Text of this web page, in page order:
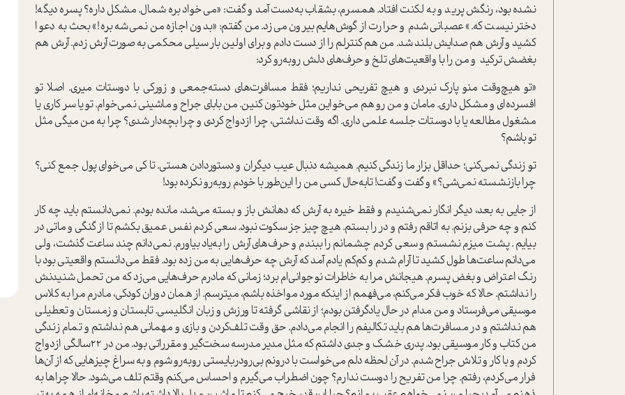
نشده بود، رنگش پرید و به لکنت افتاد. همسرم، بشقاب به‌دست آمد و گفت: «می‌خواد بره شمال. مشکل داره؟ پسره دیگه!
دختر نیست که.» عصبانی شدم و حرارت از گوش‌هایم بیرون می‌زد. من گفتم: «بدون ‌اجازه من نمی‌شه بره!» بحث به دعوا
کشید و آرش هم صدایش بلند شد. من هم کنترلم را از دست دادم و برای اولین بار سیلی محکمی به صورت آرش زدم. آرش هم
بغضش ترکید و من را با واقعیت‌های تلخ و حرف‌های دلش روبه‌رو کرد:
«تو هیچ‌وقت منو پارک نبردی و هیچ تفریحی نداریم؛ فقط مسافرت‌های دسته‌جمعی و زورکی با دوستات میری. اصلا تو
افسرده‌ای و مشکل داری. مامان و من رو هم می‌خواین مثل خودتون کنین. من بابای جراح و ماشینی نمی‌خوام. تو یا سر کاری یا
مشغول مطالعه یا با دوستات جلسه علمی داری. اگه وقت نداشتی، چرا ازدواج کردی و چرا بچه‌دار شدی؟ چرا به من میگی مثل
تو باشم؟
تو زندگی نمی‌کنی؛ حداقل بزار ما زندگی کنیم. همیشه دنبال عیب دیگران و دستوردادن هستی. تا کی می‌خوای پول جمع کنی؟
چرا بازنشسته نمی‌شی؟» و گفت و گفت! تا‌به‌حال کسی من را این‌طور با خودم روبه‌رو نکرده بود!
از جایی به بعد، دیگر انگار نمی‌شنیدم و فقط خیره به آرش که دهانش باز و بسته می‌شد، مانده بودم. نمی‌دانستم باید چه کار
کنم و چه حرفی بزنم. به اتاقم رفتم و در را بستم. هیچ چیز جز سکوت نبود. سعی کردم نفس عمیق بکشم تا از گنگی و ماتی در
بیایم . پشت میزم نشستم و سعی کردم چشمانم را ببندم و حرف‌های آرش را به‌یاد بیاورم. نمی‌دانم چند ساعت گذشت، ولی
می‌دانم ساعت‌ها طول کشید تا آرام شدم و کم‌کم یادم آمد که آرش چه حرف‌هایی به من زده بود. فقط می‌دانستم واقعیتی بود با
رنگ اعتراض و بغض پسرم. هیجانش مرا به خاطرات نوجوانی‌ام برد؛ زمانی که مادرم حرف‌هایی می‌زد که من تحمل شنیدنش
را نداشتم. حالا که خوب فکر می‌کنم، می‌فهمم از اینکه مورد مواخذه باشم، میترسم. از همان دوران کودکی، مادرم مرا به کلاس
موسیقی می‌فرستاد و من مدام در حال یادگرفتن بودم؛ از نقاشی گرفته تا ورزش و زبان انگلیسی. تابستان و زمستان و تعطیلی
هم نداشتم و در مسافرت‌ها هم باید تکالیفم را انجام می‌دادم. حق وقت تلف‌کردن و بازی و مهمانی هم نداشتم و تمام زندگی
من کتاب و کار موسیقی بود. پدری خشک و جدی داشتم که مثل مدیر مدرسه سخت‌گیر و مقرراتی بود. من در 22سالگی ازدواج
کردم و با کار و تلاش جراح شدم. در آن لحظه دلم می‌خواست با درونم بی‌رو‌دربایستی روبه‌رو شوم و به سراغ چیزهایی که از آن‌ها
فرار می‌کردم، رفتم. چرا من تفریح را دوست ندارم؟ چون اضطراب می‌گیرم و احساس می‌کنم وقتم تلف می‌شود. حالا چرا‌ها به